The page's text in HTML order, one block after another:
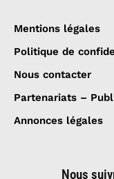
Mentions légales
Politique de
Nous contacter
Partenariats –
Annonces légales
Nous